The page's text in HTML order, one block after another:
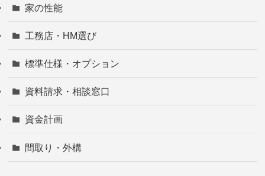
家の性能
工務店・HM選び
標準仕様・オプション
資料請求・相談窓口
資金計画
間取り・外構